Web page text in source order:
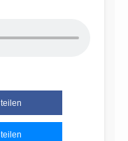
teilen
teilen